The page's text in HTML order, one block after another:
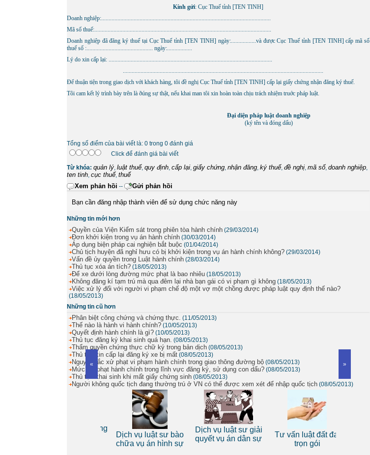
Kính gửi: Cục Thuế tỉnh [TEN TINH]
Doanh nghiệp:...................................................................................................................
Mã số thuế:........................................................................................................................
Doanh nghiệp đã đãng ký thuế tại Cục Thuế tỉnh [TEN TINH] ngày:.................và được Cục Thuế tỉnh [TEN TINH] cấp mã số
thuế số :............................................. ngày:.................
Lý do xin cấp lại: ...............................................................................................................
........................................................................................................................................
Ðể thuận tiện trong giao dịch với khách hàng, tôi đề nghị Cục Thuế tỉnh [TEN TINH] cấp lại giấy chứng nhận đăng ký thuế.
Tôi cam kết lý trình bày trên là ðúng sự thật, nếu khai man tôi xin hoàn toàn chịu trách nhiệm truớc pháp luật.
Ðại diện pháp luật doanh nghiệp
(ký tên và đóng dấu)
Tổng số điểm của bài viết là: 0 trong 0 đánh giá
Click để đánh giá bài viết
Từ khóa: quản lý, luật thuế, quy định, cấp lại, giấy chứng, nhận đăng, ký thuế, đề nghị, mã số, doanh nghiệp,
ten tinh, cục thuế, thuế
Xem phản hồi -- Gửi phản hồi
Bạn cần đăng nhập thành viên để sử dụng chức năng này
Những tin mới hơn
Quyền của Viện Kiểm sát trong phiên tòa hành chính (29/03/2014)
Đơn khởi kiện trong vụ án hành chính (30/03/2014)
Áp dụng biện pháp cai nghiện bắt buộc (01/04/2014)
Chủ tịch huyện đã nghỉ hưu có bị khởi kiện trong vụ án hành chính không? (29/03/2014)
Vấn đề ủy quyền trong Luật hành chính (28/03/2014)
Thủ tục xóa án tích? (18/05/2013)
Để xe dưới lòng đường mức phạt là bao nhiêu (18/05/2013)
Không đăng kí tạm trú mà qua đêm lại nhà bạn gái có vi phạm gì không (18/05/2013)
Việc xử lý đối với người vi phạm chế độ một vợ một chồng được pháp luật quy định thế nào?
(18/05/2013)
Những tin cũ hơn
Phân biệt công chứng và chứng thực. (11/05/2013)
Thế nào là hành vi hành chính? (10/05/2013)
Quyết định hành chính là gì? (10/05/2013)
Thủ tục đăng ký khai sinh quá hạn. (08/05/2013)
Thẩm quyền chứng thực chữ ký trong bản dịch (08/05/2013)
Thủ tục xin cấp lại đăng ký xe bị mất (08/05/2013)
Nguyên tắc xử phạt vi phạm hành chính trong giao thông đường bộ (08/05/2013)
Mức xử phạt hành chính trong lĩnh vực đăng ký, sử dụng con dấu? (08/05/2013)
Thủ tục khai sinh khi mất giấy chứng sinh (08/05/2013)
Người không quốc tịch đang thường trú ở VN có thể được xem xét để nhập quốc tịch (08/05/2013)
« »
Dịch vụ luật sư bào
chữa vụ án hình sự
Dịch vụ luật sư giải
quyết vụ án dân sự
Tư vấn luật đất đai
trọn gói